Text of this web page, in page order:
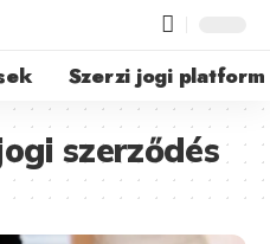
Szerzi jogi platform
szerződés